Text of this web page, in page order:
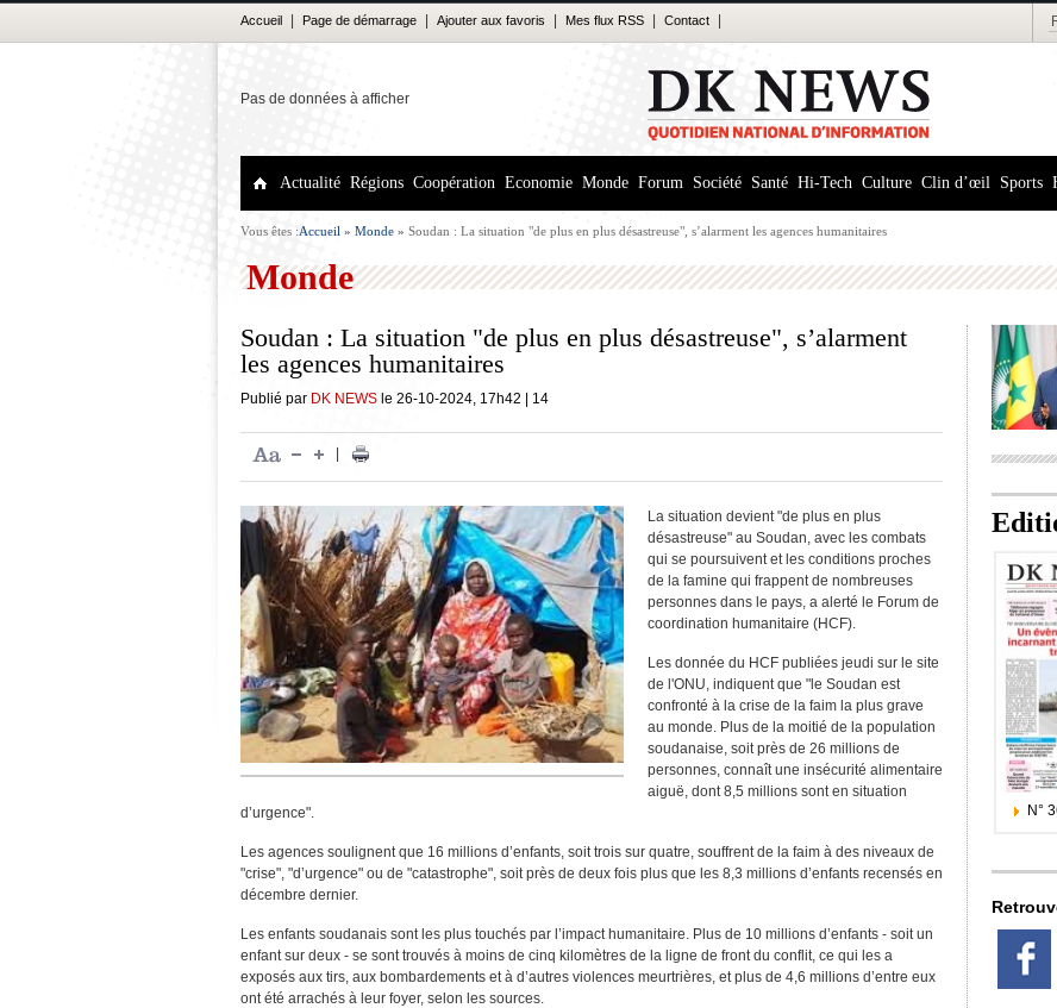
Accueil Page de démarrage Ajouter aux favoris Mes flux RSS Contact
Pas de données à afficher
Actualité Régions Coopération Economie Monde Forum Société Santé Hi-Tech Culture Clin d’œil Sports
Vous êtes :Accueil » Monde » Soudan : La situation "de plus en plus désastreuse", s’alarment les agences humanitaires
Monde
Soudan : La situation "de plus en plus désastreuse", s’alarment
les agences humanitaires
Publié par DK NEWS le 26-10-2024, 17h42 14
La situation devient "de plus en plus
désastreuse" au Soudan, avec les combats
qui se poursuivent et les conditions proches
de la famine qui frappent de nombreuses
personnes dans le pays, a alerté le Forum de
coordination humanitaire (HCF).
Les donnée du HCF publiées jeudi sur le site
de l'ONU, indiquent que "le Soudan est
confronté à la crise de la faim la plus grave
au monde. Plus de la moitié de la population
soudanaise, soit près de 26 millions de
personnes, connaît une insécurité alimentaire
aiguë, dont 8,5 millions sont en situation
d’urgence".
Les agences soulignent que 16 millions d’enfants, soit trois sur quatre, souffrent de la faim à des niveaux de
"crise", "d’urgence" ou de "catastrophe", soit près de deux fois plus que les 8,3 millions d’enfants recensés en
décembre dernier.
Les enfants soudanais sont les plus touchés par l’impact humanitaire. Plus de 10 millions d’enfants - soit un
enfant sur deux - se sont trouvés à moins de cinq kilomètres de la ligne de front du conflit, ce qui les a
exposés aux tirs, aux bombardements et à d’autres violences meurtrières, et plus de 4,6 millions d’entre eux
ont été arrachés à leur foyer, selon les sources.
N°